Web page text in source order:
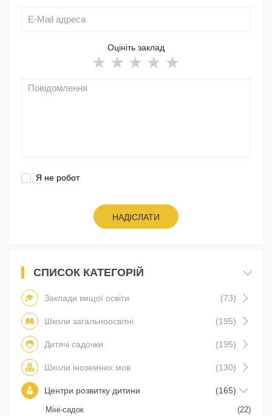
Оцініть заклад
Я не робот
НАДІСЛАТИ
СПИСОК КАТЕГОРІЙ
Заклади вищої освіти (73)
Школи загальноосвітні (195)
Дитячі садочки (195)
Школи іноземних мов (130)
Центри розвитку дитини (165)
Міні-садок
(22)